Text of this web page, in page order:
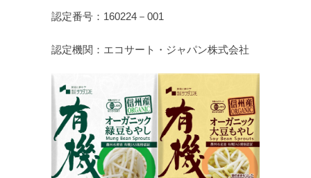
認定番号：160224－001
認定機関：エコサート・ジャパン株式会社